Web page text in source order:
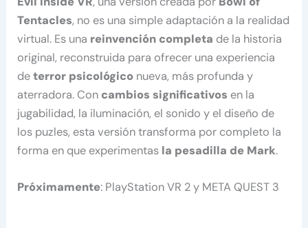
Tentacles, no es una simple adaptación a la realidad
virtual. Es una reinvención completa de la historia
original, reconstruida para ofrecer una experiencia
deterror psicológico nueva, más profunda y
aterradora. Con cambios significativos en la
jugabilidad, la iluminación, el sonido y el diseño de
los puzles, esta versión transforma por completo la
forma en que experimentas la pesadilla de Mark.
Próximamente: PlayStation VR 2 y META QUEST 3